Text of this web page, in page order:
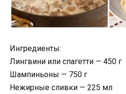
Ингредиенты:
Лингвини или спагетти — 450 г
Шампиньоны — 750 г
Нежирные сливки — 225 мл